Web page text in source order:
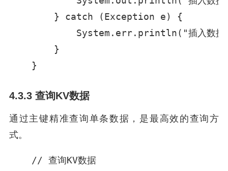
        } catch (Exception e) {
System.err.println("插入数
        }
    }
4.3.3 查询KV数据
通过主键精准查询单条数据，是最高效的查询方
式。
    // 查询KV数据